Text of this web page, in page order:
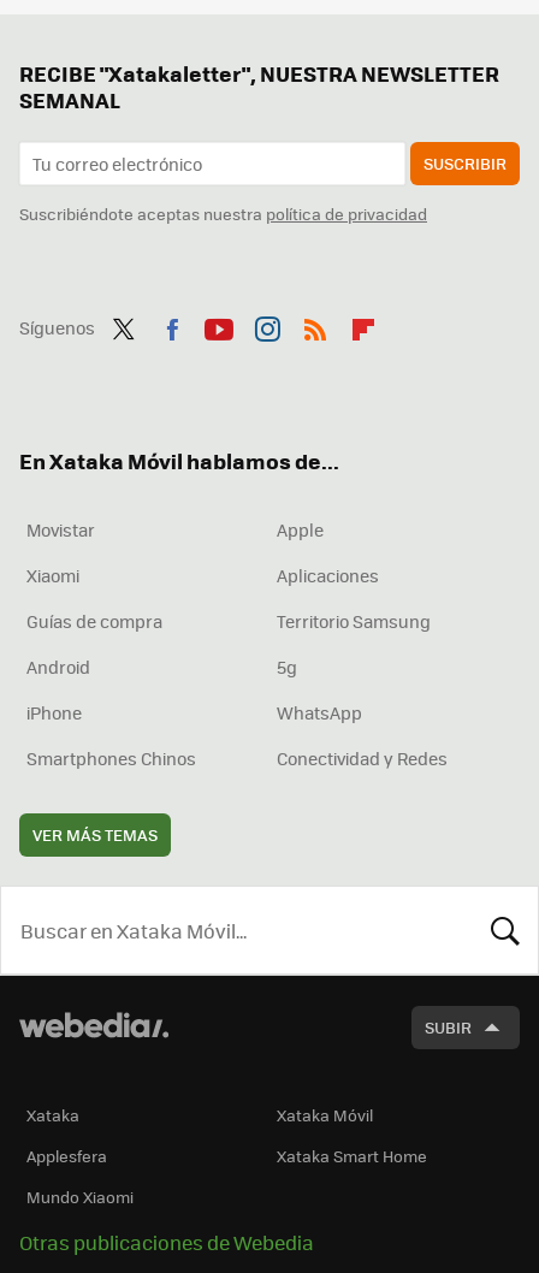
RECIBE "Xatakaletter", NUESTRA NEWSLETTER
SEMANAL
SUSCRIBIR
Suscribiéndote aceptas nuestra política de privacidad
Síguenos
En Xataka Móvil hablamos de...
Movistar
Apple
Xiaomi
Aplicaciones
Guías de compra
Territorio Samsung
Android
5g
iPhone
WhatsApp
Smartphones Chinos
Conectividad y Redes
VER MÁS TEMAS
SUBIR
Xataka
Xataka Móvil
Applesfera
Xataka Smart Home
Mundo Xiaomi
Otras publicaciones de Webedia